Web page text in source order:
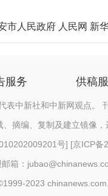
市人民政府 人民网 新
服务 供稿
表中新社和中新网观点。
摘编、复制及建立镜像，
号] [京ICP备
箱：
2023